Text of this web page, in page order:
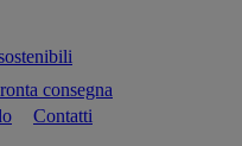
consegna
Contatti